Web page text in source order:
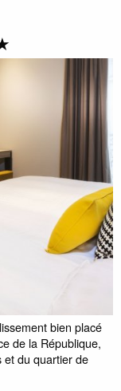
bien placé
de la République,
et du quartier de